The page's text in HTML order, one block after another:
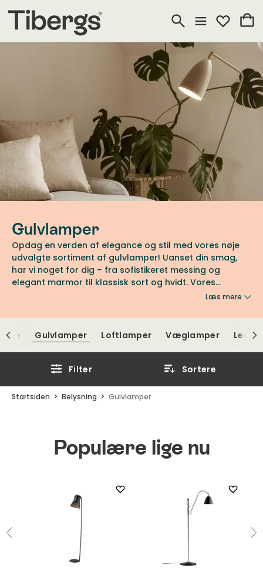
Gulvlamper
Opdag en verden af elegance og stil med vores nøje
udvalgte sortiment af gulvlamper! Uanset din smag,
har vi noget for dig – fra sofistikeret messing og
elegant marmor til klassisk sort og hvidt. Vores
gulvlamper kommer fra velrenommerede leverandører
sikrer topkvalitet og design. Lad os hjælpe dig med at
finde den perfekte gulvlampe, der løfter indretningen
og skaber en unik atmosfære i dit hjem.
Læs mere
Gulvlamper Loftlamper Væglamper
Filter Sortere
Startsiden Belysning Gulvlamper
Populære lige nu